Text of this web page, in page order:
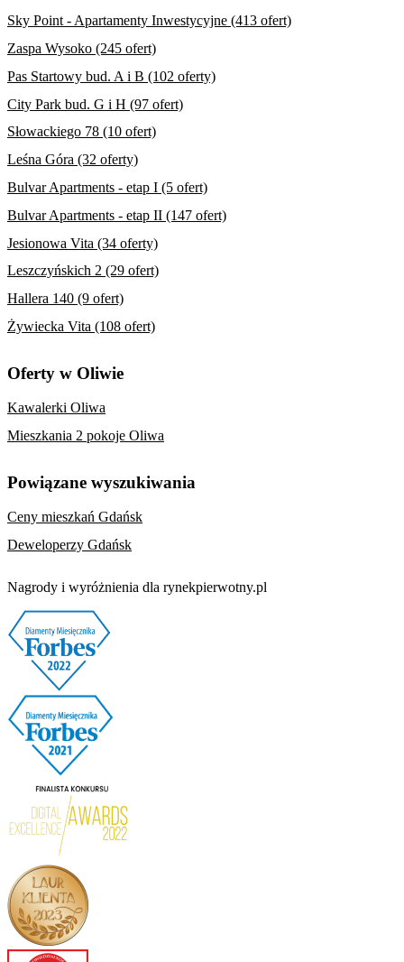
Sky Point - Apartamenty Inwestycyjne (413 ofert)
Zaspa Wysoko (245 ofert)
Pas Startowy bud. A i B (102 oferty)
City Park bud. G i H (97 ofert)
Słowackiego 78 (10 ofert)
Leśna Góra (32 oferty)
Bulvar Apartments - etap I (5 ofert)
Bulvar Apartments - etap II (147 ofert)
Jesionowa Vita (34 oferty)
Leszczyńskich 2 (29 ofert)
Hallera 140 (9 ofert)
Żywiecka Vita (108 ofert)
Oferty w Oliwie
Kawalerki Oliwa
Mieszkania 2 pokoje Oliwa
Powiązane wyszukiwania
Ceny mieszkań Gdańsk
Deweloperzy Gdańsk
Nagrody i wyróżnienia dla rynekpierwotny.pl